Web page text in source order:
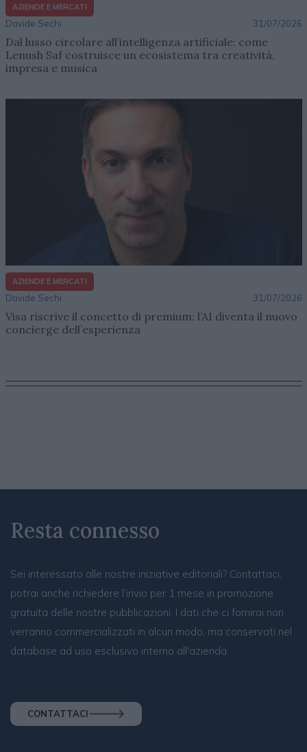
AZIENDE E MERCATI
Davide Sechi 31/07/2026
Dal lusso circolare all’intelligenza artificiale: come
Lenush Saf costruisce un ecosistema tra creatività,
impresa e musica
AZIENDE E MERCATI
Davide Sechi 31/07/2026
Visa riscrive il concetto di premium: l’AI diventa il nuovo
concierge dell’esperienza
Resta connesso
Sei interessato alle nostre iniziative editoriali? Contattaci,
potrai anche richiedere l’invio per 1 mese in promozione
gratuita delle nostre pubblicazioni. I dati che ci fornirai non
verranno commercializzati in alcun modo, ma conservati nel
database ad uso esclusivo interno all'azienda.
CONTATTACI